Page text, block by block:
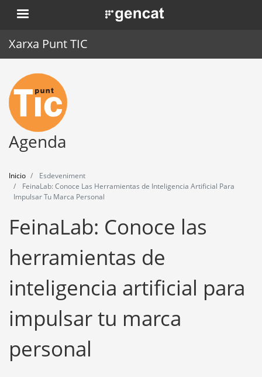
Pasar
al
. Obre en una nova finestra.
Xarxa Punt TIC
Inicio
Punt TIC
Actualidad
Formación
Agenda
Inicio
Esdeveniment
FeinaLab: Conoce Las Herramientas de Inteligencia Artificial Para
Impulsar Tu Marca Personal
FeinaLab: Conoce las
herramientas de
inteligencia artificial para
impulsar tu marca
personal